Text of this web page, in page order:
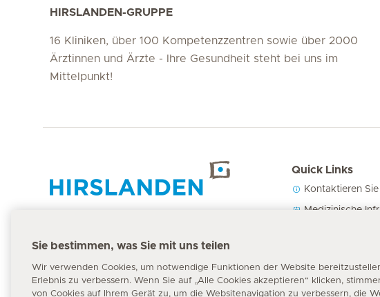
HIRSLANDEN-GRUPPE
16 Kliniken, über 100 Kompetenzzentren sowie über 2000
Ärztinnen und Ärzte - Ihre Gesundheit steht bei uns im
Mittelpunkt!
144
Quick Links
Kontaktieren Sie
Medizinische
Sie bestimmen, was Sie mit uns teilen
Wir verwenden Cookies, um notwendige Funktionen der Website
Erlebnis zu verbessern. Wenn Sie auf „Alle Cookies akzeptieren“ klicken,
von Cookies auf Ihrem Gerät zu, um die Websitenavigation zu verbessern, die